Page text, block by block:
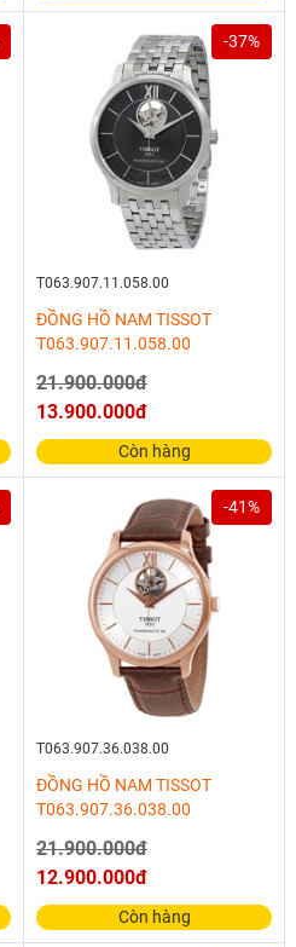
-37%
T063.907.11.058.00
ĐỒNG HỒ NAM TISSOT
T063.907.11.058.00
21.900.000đ
13.900.000đ
Còn hàng
-41%
T063.907.36.038.00
ĐỒNG HỒ NAM TISSOT
T063.907.36.038.00
21.900.000đ
12.900.000đ
Còn hàng